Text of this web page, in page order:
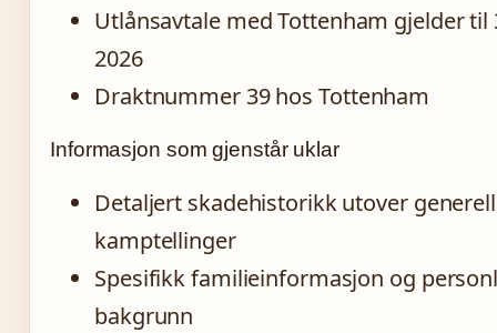
Utlånsavtale med Tottenham gjelder til
2026
Draktnummer 39 hos Tottenham
Informasjon som gjenstår uklar
Detaljert skadehistorikk utover
kamptellinger
Spesifikk familieinformasjon og
bakgrunn